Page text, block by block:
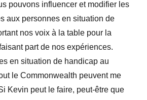
pouvons influencer et modifier les
aux personnes en situation de
nos voix à la table pour la
part de nos expériences.
en situation de handicap au
le Commonwealth peuvent me
Kevin peut le faire, peut-être que